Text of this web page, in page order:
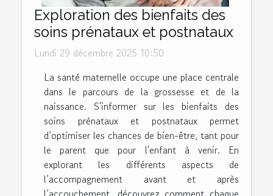
Exploration des bienfaits des
soins prénataux et postnataux
Lundi 29 décembre 2025 10:50
La santé maternelle occupe une place centrale
dans le parcours de la grossesse et de la
naissance. S'informer sur les bienfaits des
soins prénataux et postnataux permet
d’optimiser les chances de bien-être, tant pour
le parent que pour l'enfant à venir. En
explorant les différents aspects de
l’accompagnement avant et après